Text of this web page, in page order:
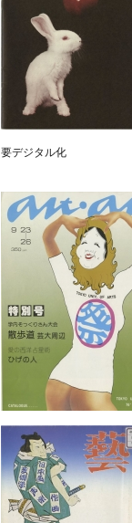
要デジタル化